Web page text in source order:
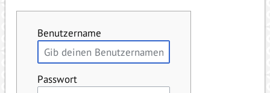
Benutzername
Passwort